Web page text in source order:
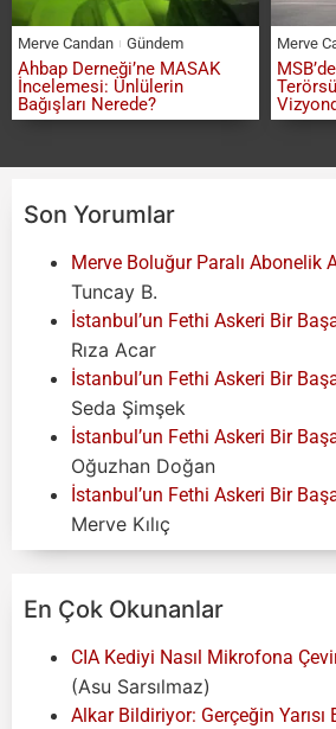
Merve Candan Gündem
Ahbap Derneği’ne MASAK
İncelemesi: Ünlülerin
Bağışları Nerede?
Merve
Son Yorumlar
Merve Boluğur Paralı Abonelik
Tuncay B.
İstanbul’un Fethi Askeri Bir
Rıza Acar
İstanbul’un Fethi Askeri Bir
Seda Şimşek
İstanbul’un Fethi Askeri Bir
Oğuzhan Doğan
İstanbul’un Fethi Askeri Bir
Merve Kılıç
En Çok Okunanlar
CIA Kediyi Nasıl Mikrofona
(Asu Sarsılmaz)
Alkar Bildiriyor: Gerçeğin Yarısı